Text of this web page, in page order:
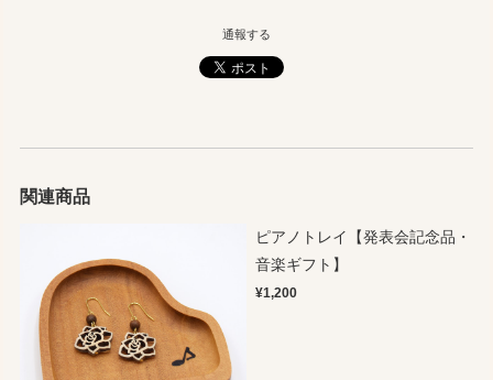
通報する
関連商品
ピアノトレイ【発表会記念品・
音楽ギフト】
¥1,200